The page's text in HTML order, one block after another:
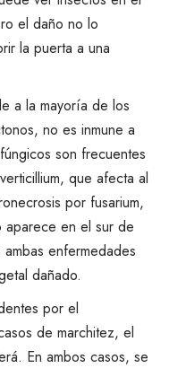
el daño no lo
la puerta a una
a la mayoría de los
no es inmune a
son frecuentes
que afecta al
por fusarium,
aparece en el sur de
enfermedades
dañado.
por el
de marchitez, el
En ambos casos, se